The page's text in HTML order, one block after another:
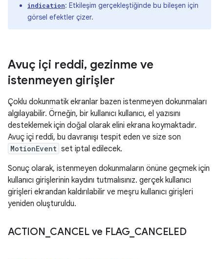
indication: Etkileşim gerçekleştiğinde bu bileşen için
görsel efektler çizer.
Avuç içi reddi, gezinme ve
istenmeyen girişler
Çoklu dokunmatik ekranlar bazen istenmeyen dokunmaları
algılayabilir. Örneğin, bir kullanıcı kullanıcı, el yazısını
desteklemek için doğal olarak elini ekrana koymaktadır.
Avuç içi reddi, bu davranışı tespit eden ve size son
MotionEvent set iptal edilecek.
Sonuç olarak, istenmeyen dokunmaların önüne geçmek için
kullanıcı girişlerinin kaydını tutmalısınız. gerçek kullanıcı
girişleri ekrandan kaldırılabilir ve meşru kullanıcı girişleri
yeniden oluşturuldu.
ACTION CANCEL ve FLAG_ CANCELED